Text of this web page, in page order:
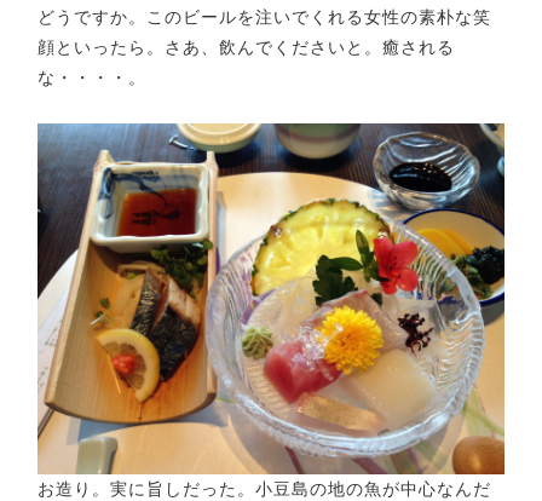
どうですか。このビールを注いでくれる女性の素朴な笑
顔といったら。さあ、飲んでくださいと。癒される
な・・・・。
お造り。実に旨しだった。小豆島の地の魚が中心なんだ